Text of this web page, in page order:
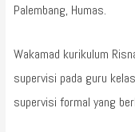
Palembang, Humas.
Wakamad kurikulum
supervisi pada guru
supervisi formal yang